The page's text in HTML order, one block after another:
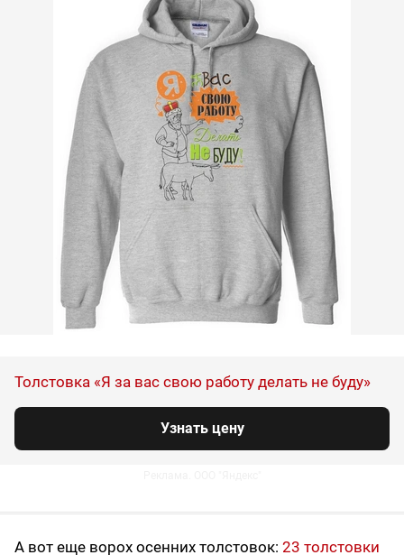
Толстовка «Я за вас свою работу делать не буду»
Узнать цену
А вот еще ворох осенних толстовок: 23 толстовки